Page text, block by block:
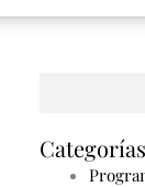
o
r
Categorías